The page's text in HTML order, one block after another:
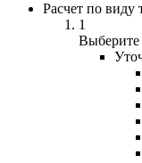
Расчет по виду
1
Выберите